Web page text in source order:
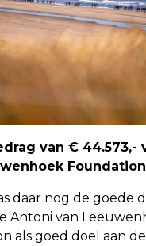
van € 44.573,-
Foundation
daar nog de goede
Antoni van
als goed doel aan